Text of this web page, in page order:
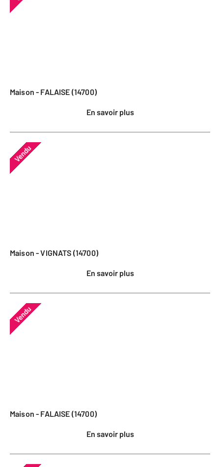
Maison - FALAISE (14700)
En savoir plus
Vendu
Maison - VIGNATS (14700)
En savoir plus
Vendu
Maison - FALAISE (14700)
En savoir plus